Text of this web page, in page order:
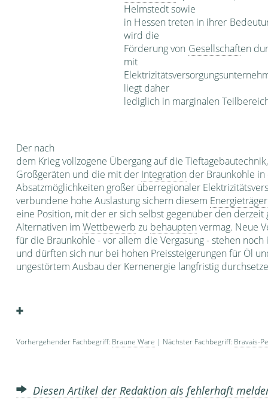
Helmstedt sowie
in Hessen treten in ihrer
wird die
Förderung von Gesellschaften
mit
liegt daher
lediglich in marginalen
Der nach
dem Krieg vollzogene Übergang auf die
Großgeräten und die mit der Integration der Braunkohle
Absatzmöglich­keiten großer überregionaler
verbundene hohe Aus­lastung sichern diesem Energieträger
eine Position, mit der er sich selbst gegenüber den derzeit
Alternativen im Wettbewerb zu behaupten vermag. Neue
für die Braunkohle - vor allem die Vergasung - stehen
und dürften sich nur bei hohen Preissteigerungen für Öl
ungestörtem Ausbau der Kernenergie langfristig
Vorhergehender Fachbegriff: Braune Ware | Nächster Fachbegriff: Bravais-
Diesen Artikel der Redaktion als fehlerhaft